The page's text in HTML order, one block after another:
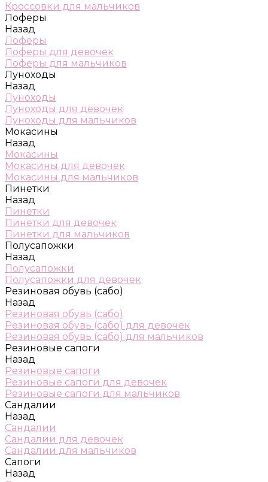
Кроссовки для мальчиков
Лоферы
Назад
Лоферы
Лоферы для девочек
Лоферы для мальчиков
Луноходы
Назад
Луноходы
Луноходы для девочек
Луноходы для мальчиков
Мокасины
Назад
Мокасины
Мокасины для девочек
Мокасины для мальчиков
Пинетки
Назад
Пинетки
Пинетки для девочек
Пинетки для мальчиков
Полусапожки
Назад
Полусапожки
Полусапожки для девочек
Резиновая обувь (сабо)
Назад
Резиновая обувь (сабо)
Резиновая обувь (сабо) для девочек
Резиновая обувь (сабо) для мальчиков
Резиновые сапоги
Назад
Резиновые сапоги
Резиновые сапоги для девочек
Резиновые сапоги для мальчиков
Сандалии
Назад
Сандалии
Сандалии для девочек
Сандалии для мальчиков
Сапоги
Назад